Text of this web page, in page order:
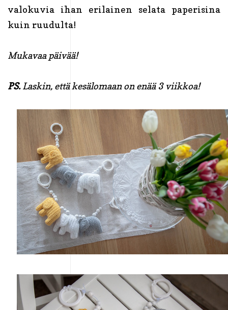
valokuvia ihan erilainen selata paperisina
kuin ruudulta!
Mukavaa päivää!
PS.Laskin, että kesälomaan on enää 3 viikkoa!